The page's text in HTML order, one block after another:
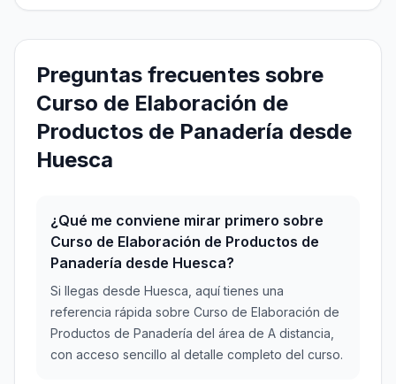
Preguntas frecuentes sobre
Curso de Elaboración de
Productos de Panadería desde
Huesca
¿Qué me conviene mirar primero sobre
Curso de Elaboración de Productos de
Panadería desde Huesca?
Si llegas desde Huesca, aquí tienes una
referencia rápida sobre Curso de Elaboración de
Productos de Panadería del área de A distancia,
con acceso sencillo al detalle completo del curso.